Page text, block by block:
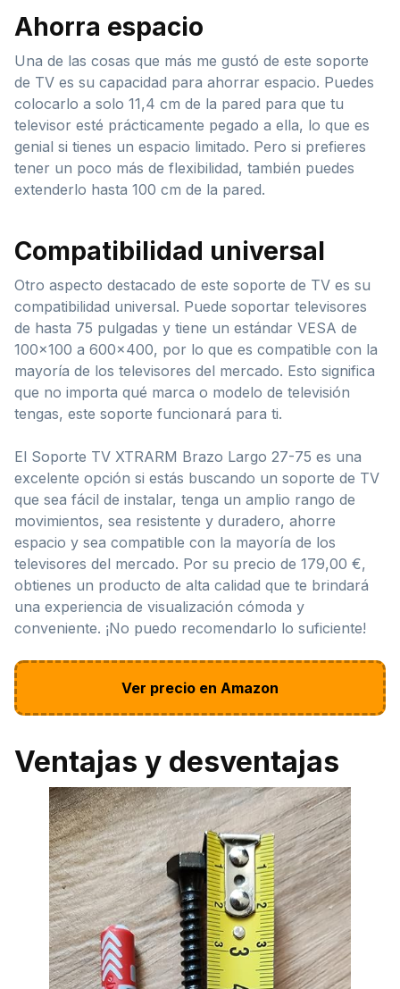
Ahorra espacio
Una de las cosas que más me gustó de este soporte
de TV es su capacidad para ahorrar espacio. Puedes
colocarlo a solo 11,4 cm de la pared para que tu
televisor esté prácticamente pegado a ella, lo que es
genial si tienes un espacio limitado. Pero si prefieres
tener un poco más de flexibilidad, también puedes
extenderlo hasta 100 cm de la pared.
Compatibilidad universal
Otro aspecto destacado de este soporte de TV es su
compatibilidad universal. Puede soportar televisores
de hasta 75 pulgadas y tiene un estándar VESA de
100×100 a 600×400, por lo que es compatible con la
mayoría de los televisores del mercado. Esto significa
que no importa qué marca o modelo de televisión
tengas, este soporte funcionará para ti.
El Soporte TV XTRARM Brazo Largo 27-75 es una
excelente opción si estás buscando un soporte de TV
que sea fácil de instalar, tenga un amplio rango de
movimientos, sea resistente y duradero, ahorre
espacio y sea compatible con la mayoría de los
televisores del mercado. Por su precio de 179,00 €,
obtienes un producto de alta calidad que te brindará
una experiencia de visualización cómoda y
conveniente. ¡No puedo recomendarlo lo suficiente!
Ver precio en Amazon
Ventajas y desventajas